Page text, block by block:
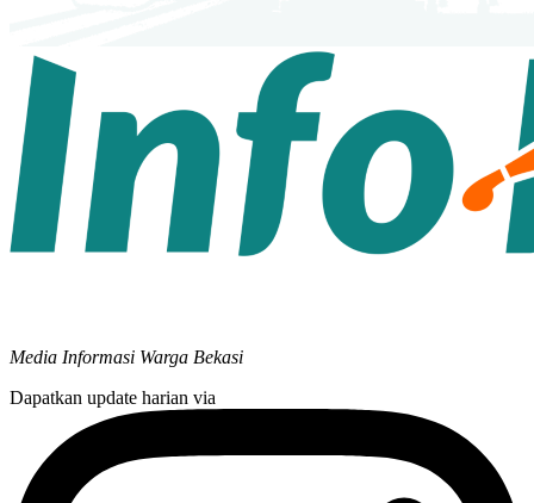
Media Informasi Warga Bekasi
Dapatkan update harian via